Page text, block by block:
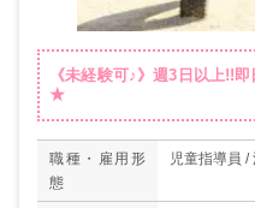
《未経験可♪》週3日以上!!
★
職種・雇用形
態
児童指導員 /